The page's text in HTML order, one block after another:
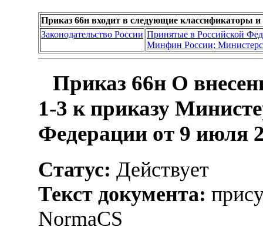
Приказ 66н входит в следующие классификаторы и
Законодательство России Принятые в Российской
Минфин России;
Приказ 66н О
1-3 к приказу
Федерации от 9 июля
Статус: Действует
Текст документа:
NormaCS